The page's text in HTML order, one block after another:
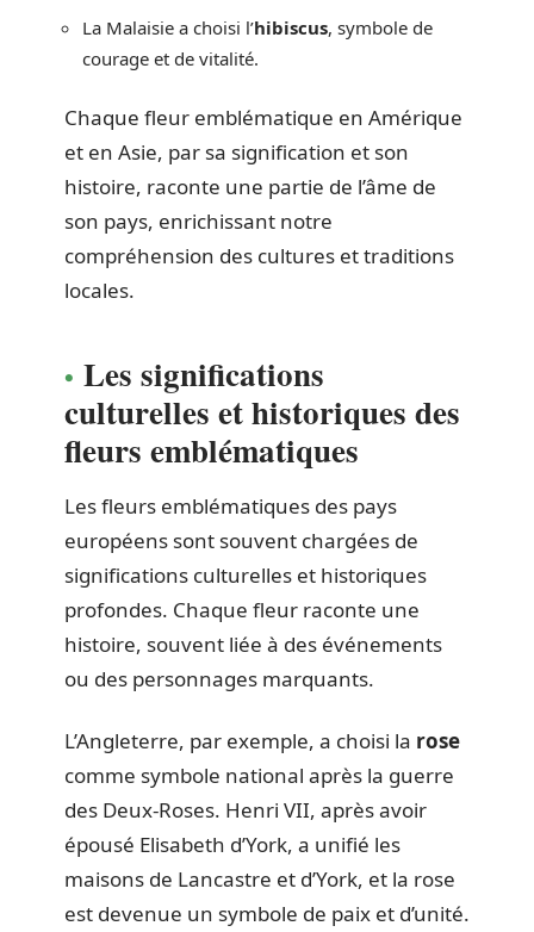
La Malaisie a choisi l’hibiscus, symbole de
courage et de vitalité.
Chaque fleur emblématique en Amérique
et en Asie, par sa signification et son
histoire, raconte une partie de l’âme de
son pays, enrichissant notre
compréhension des cultures et traditions
locales.
Les significations
culturelles et historiques des
fleurs emblématiques
Les fleurs emblématiques des pays
européens sont souvent chargées de
significations culturelles et historiques
profondes. Chaque fleur raconte une
histoire, souvent liée à des événements
ou des personnages marquants.
L’Angleterre, par exemple, a choisi la rose
comme symbole national après la guerre
des Deux-Roses. Henri VII, après avoir
épousé Elisabeth d’York, a unifié les
maisons de Lancastre et d’York, et la rose
est devenue un symbole de paix et d’unité.